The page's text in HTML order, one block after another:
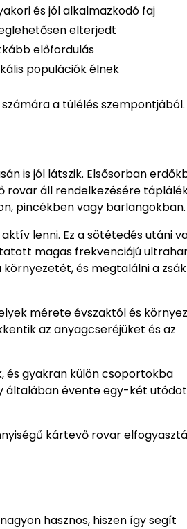
és jól alkalmazkodó faj
elterjedt
előfordulás
populációk élnek
a túlélés szempontjából.
is jól látszik. Elsősorban
áll rendelkezésére
pincékben vagy barlangokban.
lenni. Ez a sötétedés utáni
magas frekvenciájú
és megtalálni a
mérete évszaktól és
az anyagcseréjüket és az
és gyakran külön csoportokba
általában évente egy-két
kártevő rovar
hasznos, hiszen így segít